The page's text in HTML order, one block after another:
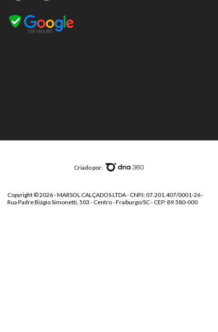
Criado por:
Copyright © 2026 - MARSOL CALÇADOS LTDA - CNPJ: 07.201.407/0001-26 -
Rua Padre Biágio Simonetti, 503 - Centro - Fraiburgo/SC - CEP: 89.580-000